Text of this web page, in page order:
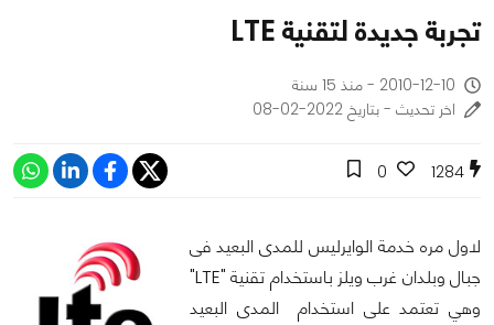
تجربة جديدة لتقنية LTE
2010-12-10 - منذ 15 سنة
اخر تحديث - بتاريخ 2022-02-08
1284
0
لاول مره خدمة الوايرليس للمدى البعيد فى
جبال وبلدان غرب ويلز باستخدام تقنية "LTE"
وهي تعتمد على استخدام المدى البعيد